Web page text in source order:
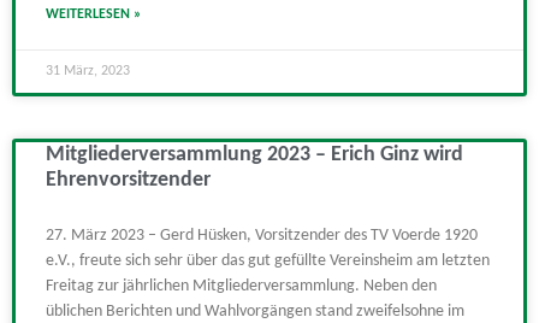
WEITERLESEN »
31 März, 2023
Mitgliederversammlung 2023 – Erich Ginz wird
Ehrenvorsitzender
27. März 2023 – Gerd Hüsken, Vorsitzender des TV Voerde 1920
e.V., freute sich sehr über das gut gefüllte Vereinsheim am letzten
Freitag zur jährlichen Mitgliederversammlung. Neben den
üblichen Berichten und Wahlvorgängen stand zweifelsohne im